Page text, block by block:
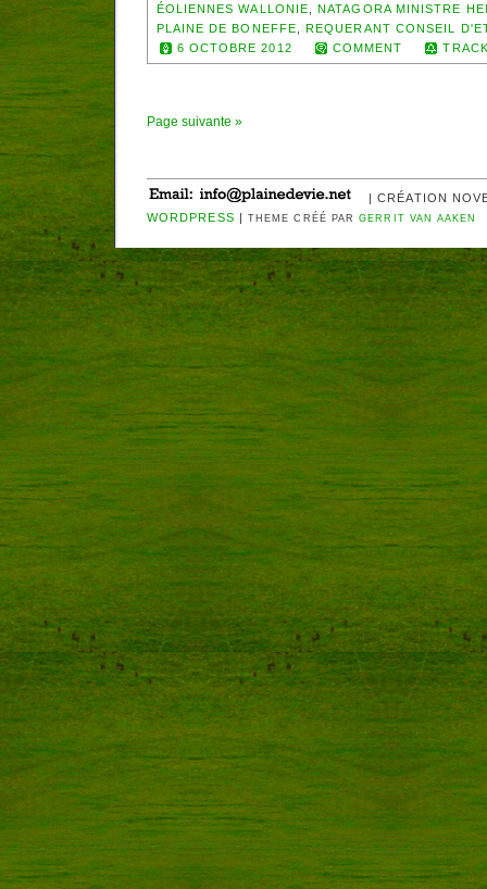
ÉOLIENNES WALLONIE ,NATAGORA MINISTRE
PLAINE DE BONEFFE ,REQUERANT CONSEIL
6 OCTOBRE 2012
COMMENT
Page suivante »
| CRÉATION
WORDPRESS | THEME CRÉÉ PARGERRIT VAN AAKEN